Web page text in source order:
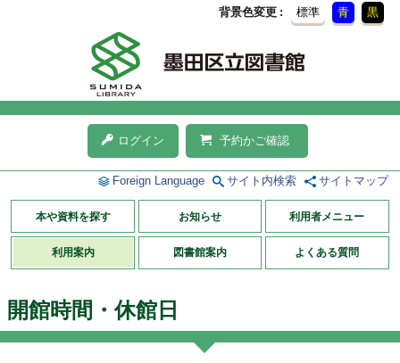
背景色変更 標準 青 黒
ログイン 予約かご確認
Foreign Language サイト内検索 サイトマップ
本や資料を探す お知らせ 利用者メニュー
利用案内 図書館案内 よくある質問
開館時間・休館日